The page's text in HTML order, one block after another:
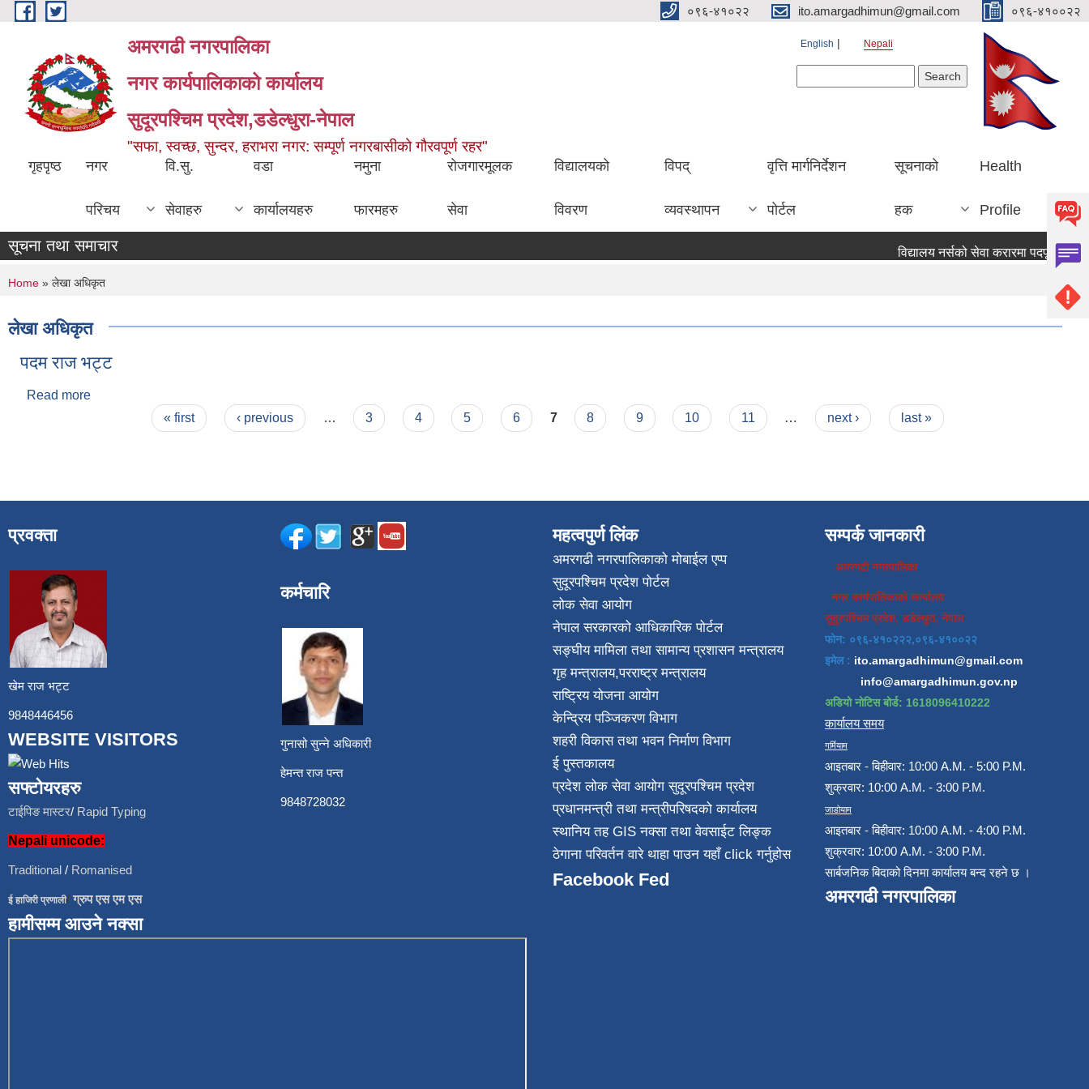
Skip to main content ०९६-४१०२२ ito.amargadhimun@gmail.com ०९६-४१००२२
अमरगढी नगरपालिका
नगर कार्यपालिकाको कार्यालय
सुदूरपश्चिम प्रदेश,डडेल्धुरा-नेपाल
"सफा, स्वच्छ, सुन्दर, हराभरा नगर: सम्पूर्ण नगरबासीको गौरवपूर्ण रहर"
English Nepali
गृहपृष्ठ नगर
परिचय
वि.सु.
सेवाहरु
वडा
कार्यालयहरु
नमुना
फारमहरु
रोजगारमूलक
सेवा
विद्यालयको
विवरण
विपद्
व्यवस्थापन
वृत्ति मार्गनिर्देशन
पोर्टल
सूचनाको
हक
Health
Profile
सूचना तथा समाचार विद्यालय नर्सको सेवा करारमा पदपूर्ति गर्ने
You are here
Home » लेखा अधिकृत
लेखा अधिकृत
पदम राज भट्ट
Read more
« first ‹ previous … 3 4 5 6 7 8 9 10 11 … next › last »
प्रवक्ता
खेम राज भट्ट
9848446456
WEBSITE VISITORS
सफ्टोयरहरु
टाईपिङ मास्टर/ Rapid Typing
Nepali unicode:
Traditional / Romanised
ई हाजिरी प्रणाली/ग्रुप एस एम एस
हामीसम्म आउने नक्सा
कर्मचारि
गुनासो सुन्ने अधिकारी
हेमन्त राज पन्त
9848728032
महत्वपुर्ण लिंक
अमरगढी नगरपालिकाको मोबाईल एप्प
सुदूरपश्चिम प्रदेश पोर्टल
लोक सेवा आयोग
नेपाल सरकारको आधिकारिक पोर्टल
सङ्घीय मामिला तथा सामान्य प्रशासन मन्त्रालय
गृह मन्त्रालय,परराष्ट्र मन्त्रालय
राष्ट्रिय योजना आयोग
केन्द्रिय पञ्जिकरण विभाग
शहरी विकास तथा भवन निर्माण विभाग
ई पुस्तकालय
प्रदेश लोक सेवा आयोग सुदूरपश्चिम प्रदेश
प्रधानमन्त्री तथा मन्त्रीपरिषदको कार्यालय
स्थानिय तह GIS नक्सा तथा वेवसाईट लिङ्क
ठेगाना परिवर्तन वारे थाहा पाउन यहाँ click गर्नुहोस
Facebook Fed
सम्पर्क जानकारी
अमरगढी नगरपालिका
नगर कार्यपालिकाको कार्यालय
सुदुरपश्चिम प्रदेश, डडेल्धुरा, नेपाल
फोन: ०९६-४१०२२२,०९६-४१००२२
इमेल : ito.amargadhimun@gmail.com
info@amargadhimun.gov.np
अडियो नोटिस बोर्ड: 1618096410222
कार्यालय समय
गर्मियाम
आइतबार - बिहीवार: 10:00 A.M. - 5:00 P.M.
शुक्रवार: 10:00 A.M. - 3:00 P.M.
जाडोयाम
आइतबार - बिहीवार: 10:00 A.M. - 4:00 P.M.
शुक्रवार: 10:00 A.M. - 3:00 P.M.
सार्बजनिक बिदाको दिनमा कार्यालय बन्द रहने छ ।
अमरगढी नगरपालिका